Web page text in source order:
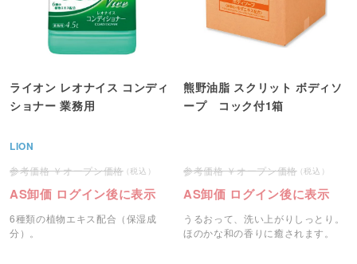
ライオン レオナイス コンディ
ショナー 業務用
LION
オープン価格
AS卸価 ログイン後に表示
6種類の植物エキス配合（保湿成
分）。
熊野油脂 スクリット ボディソ
ープ コック付1箱
オープン価格
AS卸価 ログイン後に表示
うるおって、洗い上がりしっとり。
ほのかな和の香りに癒されます。